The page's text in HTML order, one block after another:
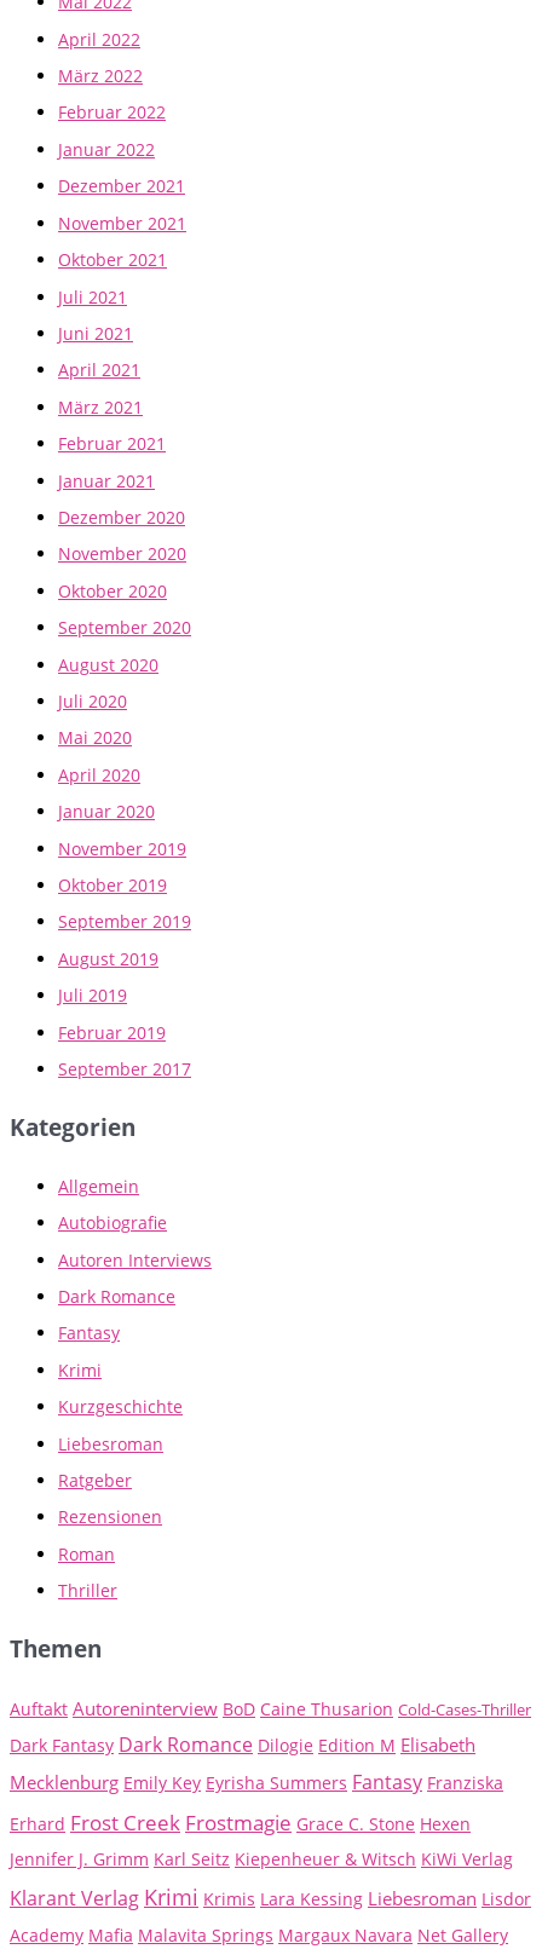
April 2022
März 2022
Februar 2022
Januar 2022
Dezember 2021
November 2021
Oktober 2021
Juli 2021
Juni 2021
April 2021
März 2021
Februar 2021
Januar 2021
Dezember 2020
November 2020
Oktober 2020
September 2020
August 2020
Juli 2020
Mai 2020
April 2020
Januar 2020
November 2019
Oktober 2019
September 2019
August 2019
Juli 2019
Februar 2019
September 2017
Kategorien
Allgemein
Autobiografie
Autoren Interviews
Dark Romance
Fantasy
Krimi
Kurzgeschichte
Liebesroman
Ratgeber
Rezensionen
Roman
Thriller
Themen
Auftakt Autoreninterview BoD Caine Thusarion Cold-Cases-Thriller
Dark Fantasy Dark Romance Dilogie Edition M Elisabeth
Mecklenburg Emily Key Eyrisha Summers Fantasy Franziska
Erhard Frost Creek Frostmagie Grace C. Stone Hexen
Jennifer J. Grimm Karl Seitz Kiepenheuer & Witsch KiWi Verlag
Klarant Verlag Krimi Krimis Lara Kessing Liebesroman Lisdor
Academy Mafia Malavita Springs Margaux Navara Net Gallery